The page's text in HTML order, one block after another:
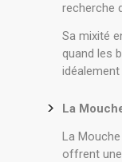
recherche
Sa mixité
quand les
La
La
offrent une